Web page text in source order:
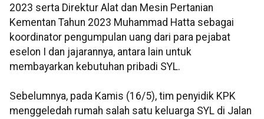
2023 serta Direktur Alat dan Mesin Pertanian
Kementan Tahun 2023 Muhammad Hatta sebagai
koordinator pengumpulan uang dari para pejabat
eselon I dan jajarannya, antara lain untuk
membayarkan kebutuhan pribadi SYL.
Sebelumnya, pada Kamis (16/5), tim penyidik KPK
menggeledah rumah salah satu keluarga SYL di Jalan